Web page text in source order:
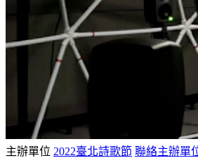
主辦單位 2022臺北詩歌節 聯絡主辦單